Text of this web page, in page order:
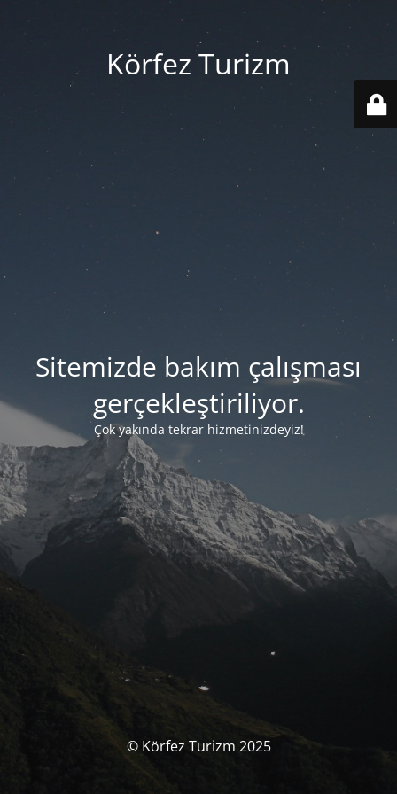
Körfez Turizm
Sitemizde bakım çalışması
gerçekleştiriliyor.
Çok yakında tekrar hizmetinizdeyiz!
© Körfez Turizm 2025